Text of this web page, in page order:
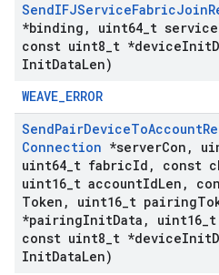
SendIFJServiceFabricJoin
*binding , uint64 t service
const uint8 t *deviceInit
InitDataLen)
WEAVE_ERROR
SendPairDeviceToAccount
Connection *serverCon ,
uint64 t fabricId , const
uint16 t accountIdLen ,
Token , uint16 t pairing
*pairingInitData , uint16 t
const uint8 t *deviceInit
InitDataLen)